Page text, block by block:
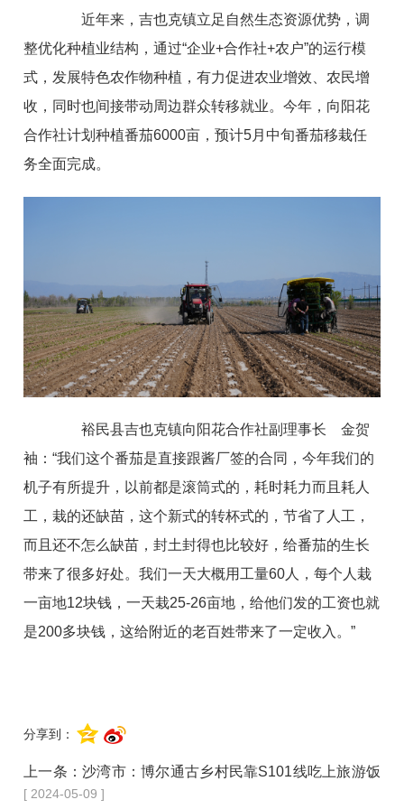
近年来，吉也克镇立足自然生态资源优势，调
整优化种植业结构，通过“企业+合作社+农户”的运行模
式，发展特色农作物种植，有力促进农业增效、农民增
收，同时也间接带动周边群众转移就业。今年，向阳花
合作社计划种植番茄6000亩，预计5月中旬番茄移栽任
务全面完成。
裕民县吉也克镇向阳花合作社副理事长 金贺
袖：“我们这个番茄是直接跟酱厂签的合同，今年我们的
机子有所提升，以前都是滚筒式的，耗时耗力而且耗人
工，栽的还缺苗，这个新式的转杯式的，节省了人工，
而且还不怎么缺苗，封土封得也比较好，给番茄的生长
带来了很多好处。我们一天大概用工量60人，每个人栽
一亩地12块钱，一天栽25-26亩地，给他们发的工资也就
是200多块钱，这给附近的老百姓带来了一定收入。”
分享到：
上一条：沙湾市：博尔通古乡村民靠S101线吃上旅游饭
[ 2024-05-09 ]